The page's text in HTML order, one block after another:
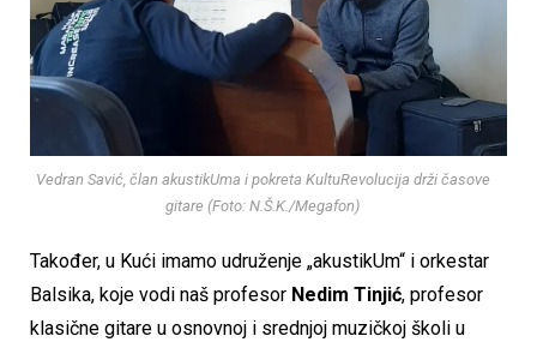
Vedran Savić, član akustikUma i pokreta KultuRevolucija drži časove
gitare (Foto: N.Š.K./Megafon)
Također, u Kući imamo udruženje „akustikUm“ i orkestar
Balsika, koje vodi naš profesor Nedim Tinjić, profesor
klasične gitare u osnovnoj i srednjoj muzičkoj školi u